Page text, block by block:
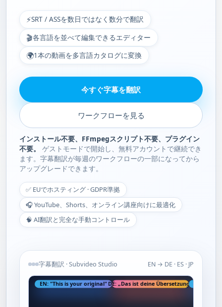
⚡SRT / ASSを数日ではなく数分で翻訳
🎬各言語を並べて編集できるエディター
🌍1本の動画を多言語カタログに変換
今すぐ字幕を翻訳
ワークフローを見る
インストール不要、FFmpegスクリプト不要、プラグイン
不要。
ゲストモードで開始し、無料アカウントで継続でき
ます。字幕翻訳が毎週のワークフローの一部になってから
アップグレードできます。
✅ EUでホスティング · GDPR準拠
🎧 YouTube、Shorts、オンライン講座向けに最適化
🧠 AI翻訳と完全な手動コントロール
字幕翻訳 · Subvideo Studio EN → DE · ES · JP
EN: "This is your original" DE: „Das ist deine Übersetzung“